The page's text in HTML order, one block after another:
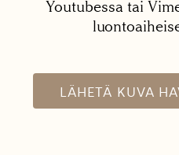
Youtubessa tai
LÄHETÄ KUVA